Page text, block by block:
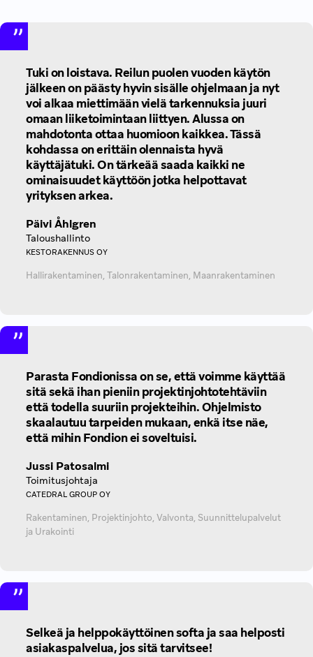
Tuki on loistava. Reilun puolen vuoden käytön
jälkeen on päästy hyvin sisälle ohjelmaan ja nyt
voi alkaa miettimään vielä tarkennuksia juuri
omaan liiketoimintaan liittyen. Alussa on
mahdotonta ottaa huomioon kaikkea. Tässä
kohdassa on erittäin olennaista hyvä
käyttäjätuki. On tärkeää saada kaikki ne
ominaisuudet käyttöön jotka helpottavat
yrityksen arkea.
Päivi Åhlgren
Taloushallinto
KESTORAKENNUS OY
Hallirakentaminen, Talonrakentaminen, Maanrakentaminen
Parasta Fondionissa on se, että voimme käyttää
sitä sekä ihan pieniin projektinjohtotehtäviin
että todella suuriin projekteihin. Ohjelmisto
skaalautuu tarpeiden mukaan, enkä itse näe,
että mihin Fondion ei soveltuisi.
Jussi Patosalmi
Toimitusjohtaja
CATEDRAL GROUP OY
Rakentaminen, Projektinjohto, Valvonta, Suunnittelupalvelut
ja Urakointi
Selkeä ja helppokäyttöinen softa ja saa helposti
asiakaspalvelua, jos sitä tarvitsee!